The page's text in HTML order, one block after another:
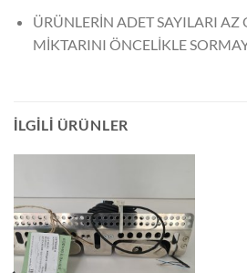
ÜRÜNLERİN ADET SAYILARI
MİKTARINI ÖNCELİKLE
İLGILI ÜRÜNLER